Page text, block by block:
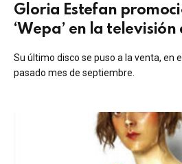
Gloria Estefan
‘Wepa’ en la
Su último disco se puso a la venta, en
pasado mes de septiembre.